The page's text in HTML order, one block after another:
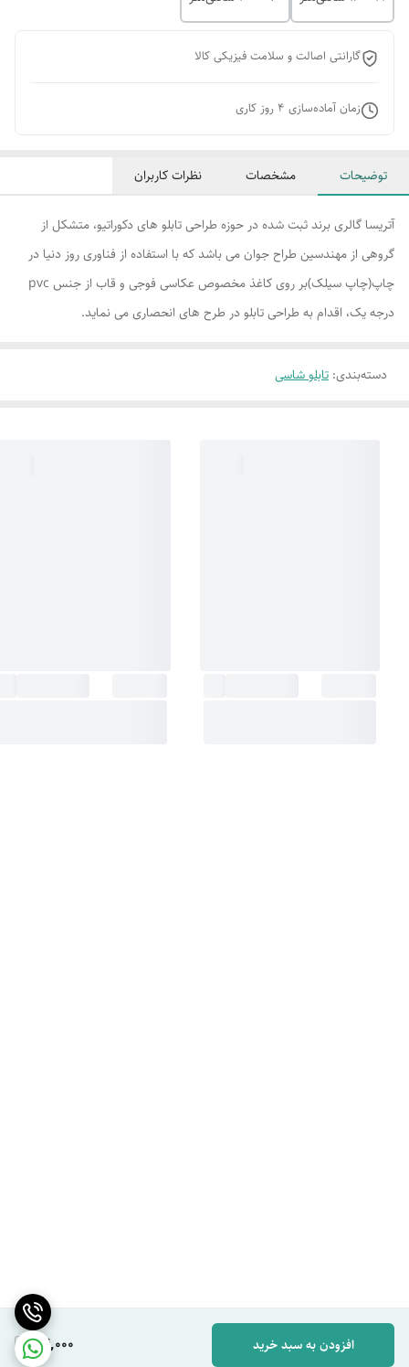
گارانتی اصالت و سلامت فیزیکی کالا
زمان آماده‌سازی 4 روز کاری
84,000 افزودن به سبد خرید
توضیحات مشخصات نظرات کاربران
آتریسا گالری برند ثبت شده در حوزه طراحی تابلو های دکوراتیو، متشکل از
گروهی از مهندسین طراح جوان می باشد که با استفاده از فناوری روز دنیا در
چاپ(چاپ سیلک)بر روی کاغذ مخصوص عکاسی فوجی و قاب از جنس pvc
درجه یک، اقدام به طراحی تابلو در طرح های انحصاری می نماید.
دسته‌بندی: تابلو شاسی